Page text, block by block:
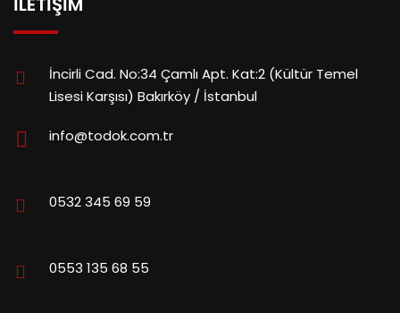
İncirli Cad. No:34 Çamlı Apt. Kat:2 (Kültür Temel
Lisesi Karşısı) Bakırköy / İstanbul
info@todok.com.tr
0532 345 69 59
0553 135 68 55